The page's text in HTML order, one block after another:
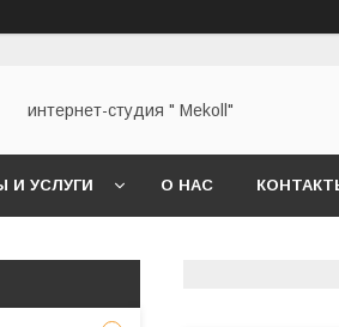
интернет-студия " Mekoll"
И УСЛУГИ О НАС